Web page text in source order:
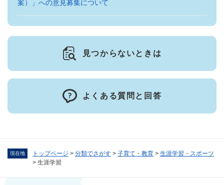
現在地 トップページ > 分類でさがす > 子育て・教育 > 生涯学習・スポーツ
> 生涯学習
案）」への意見募集について
見つからないときは
よくある質問と回答